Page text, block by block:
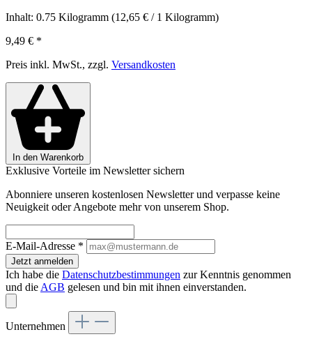
Inhalt: 0.75 Kilogramm (12,65 € / 1 Kilogramm)
9,49 € *
Preis inkl. MwSt., zzgl. Versandkosten
In den Warenkorb
Exklusive Vorteile im Newsletter sichern
Abonniere unseren kostenlosen Newsletter und verpasse keine
Neuigkeit oder Angebote mehr von unserem Shop.
E-Mail-Adresse *
Jetzt anmelden
Ich habe die Datenschutzbestimmungen zur Kenntnis genommen
und die AGB gelesen und bin mit ihnen einverstanden.
Unternehmen